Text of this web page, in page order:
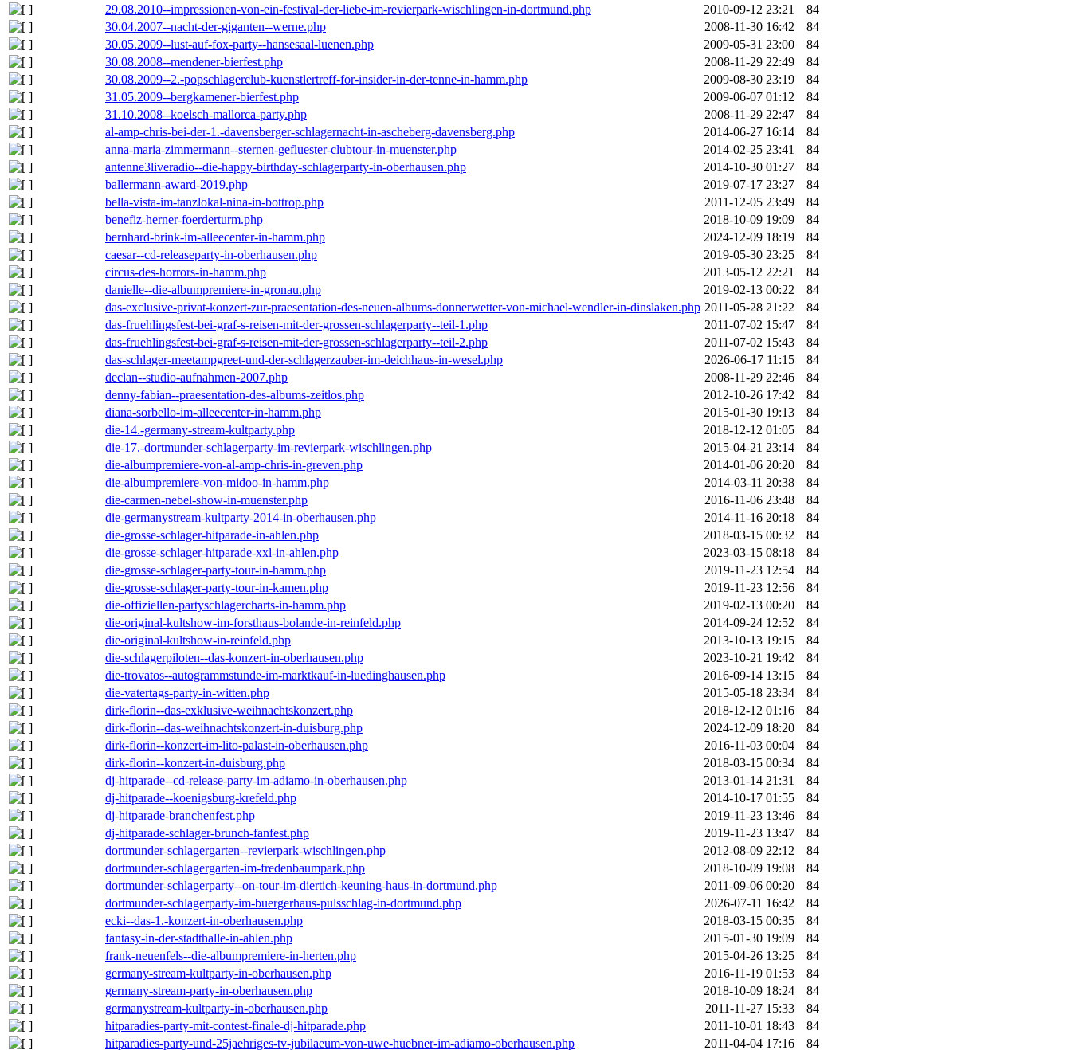
29.08.2010--impressionen-von-ein-festival-der-liebe-im-revierpark-wischlingen-in-dortmund.php
2010-09-12 23:21
84
30.04.2007--nacht-der-giganten--werne.php
2008-11-30 16:42
84
30.05.2009--lust-auf-fox-party--hansesaal-luenen.php
2009-05-31 23:00
84
30.08.2008--mendener-bierfest.php
2008-11-29 22:49
84
30.08.2009--2.-popschlagerclub-kuenstlertreff-for-insider-in-der-tenne-in-hamm.php
2009-08-30 23:19
84
31.05.2009--bergkamener-bierfest.php
2009-06-07 01:12
84
31.10.2008--koelsch-mallorca-party.php
2008-11-29 22:47
84
al-amp-chris-bei-der-1.-davensberger-schlagernacht-in-ascheberg-davensberg.php
2014-06-27 16:14
84
anna-maria-zimmermann--sternen-gefluester-clubtour-in-muenster.php
2014-02-25 23:41
84
antenne3liveradio--die-happy-birthday-schlagerparty-in-oberhausen.php
2014-10-30 01:27
84
ballermann-award-2019.php
2019-07-17 23:27
84
bella-vista-im-tanzlokal-nina-in-bottrop.php
2011-12-05 23:49
84
benefiz-herner-foerderturm.php
2018-10-09 19:09
84
bernhard-brink-im-alleecenter-in-hamm.php
2024-12-09 18:19
84
caesar--cd-releaseparty-in-oberhausen.php
2019-05-30 23:25
84
circus-des-horrors-in-hamm.php
2013-05-12 22:21
84
danielle--die-albumpremiere-in-gronau.php
2019-02-13 00:22
84
das-exclusive-privat-konzert-zur-praesentation-des-neuen-albums-donnerwetter-von-michael-wendler-in-dinslaken.php 2011-05-28 21:22
84
das-fruehlingsfest-bei-graf-s-reisen-mit-der-grossen-schlagerparty--teil-1.php
2011-07-02 15:47
84
das-fruehlingsfest-bei-graf-s-reisen-mit-der-grossen-schlagerparty--teil-2.php
2011-07-02 15:43
84
das-schlager-meetampgreet-und-der-schlagerzauber-im-deichhaus-in-wesel.php
2026-06-17 11:15
84
declan--studio-aufnahmen-2007.php
2008-11-29 22:46
84
denny-fabian--praesentation-des-albums-zeitlos.php
2012-10-26 17:42
84
diana-sorbello-im-alleecenter-in-hamm.php
2015-01-30 19:13
84
die-14.-germany-stream-kultparty.php
2018-12-12 01:05
84
die-17.-dortmunder-schlagerparty-im-revierpark-wischlingen.php
2015-04-21 23:14
84
die-albumpremiere-von-al-amp-chris-in-greven.php
2014-01-06 20:20
84
die-albumpremiere-von-midoo-in-hamm.php
2014-03-11 20:38
84
die-carmen-nebel-show-in-muenster.php
2016-11-06 23:48
84
die-germanystream-kultparty-2014-in-oberhausen.php
2014-11-16 20:18
84
die-grosse-schlager-hitparade-in-ahlen.php
2018-03-15 00:32
84
die-grosse-schlager-hitparade-xxl-in-ahlen.php
2023-03-15 08:18
84
die-grosse-schlager-party-tour-in-hamm.php
2019-11-23 12:54
84
die-grosse-schlager-party-tour-in-kamen.php
2019-11-23 12:56
84
die-offiziellen-partyschlagercharts-in-hamm.php
2019-02-13 00:20
84
die-original-kultshow-im-forsthaus-bolande-in-reinfeld.php
2014-09-24 12:52
84
die-original-kultshow-in-reinfeld.php
2013-10-13 19:15
84
die-schlagerpiloten--das-konzert-in-oberhausen.php
2023-10-21 19:42
84
die-trovatos--autogrammstunde-im-marktkauf-in-luedinghausen.php
2016-09-14 13:15
84
die-vatertags-party-in-witten.php
2015-05-18 23:34
84
dirk-florin--das-exklusive-weihnachtskonzert.php
2018-12-12 01:16
84
dirk-florin--das-weihnachtskonzert-in-duisburg.php
2024-12-09 18:20
84
dirk-florin--konzert-im-lito-palast-in-oberhausen.php
2016-11-03 00:04
84
dirk-florin--konzert-in-duisburg.php
2018-03-15 00:34
84
dj-hitparade--cd-release-party-im-adiamo-in-oberhausen.php
2013-01-14 21:31
84
dj-hitparade--koenigsburg-krefeld.php
2014-10-17 01:55
84
dj-hitparade-branchenfest.php
2019-11-23 13:46
84
dj-hitparade-schlager-brunch-fanfest.php
2019-11-23 13:47
84
dortmunder-schlagergarten--revierpark-wischlingen.php
2012-08-09 22:12
84
dortmunder-schlagergarten-im-fredenbaumpark.php
2018-10-09 19:08
84
dortmunder-schlagerparty--on-tour-im-diertich-keuning-haus-in-dortmund.php
2011-09-06 00:20
84
dortmunder-schlagerparty-im-buergerhaus-pulsschlag-in-dortmund.php
2026-07-11 16:42
84
ecki--das-1.-konzert-in-oberhausen.php
2018-03-15 00:35
84
fantasy-in-der-stadthalle-in-ahlen.php
2015-01-30 19:09
84
frank-neuenfels--die-albumpremiere-in-herten.php
2015-04-26 13:25
84
germany-stream-kultparty-in-oberhausen.php
2016-11-19 01:53
84
germany-stream-party-in-oberhausen.php
2018-10-09 18:24
84
germanystream-kultparty-in-oberhausen.php
2011-11-27 15:33
84
hitparadies-party-mit-contest-finale-dj-hitparade.php
2011-10-01 18:43
84
hitparadies-party-und-25jaehriges-tv-jubilaeum-von-uwe-huebner-im-adiamo-oberhausen.php
2011-04-04 17:16 84